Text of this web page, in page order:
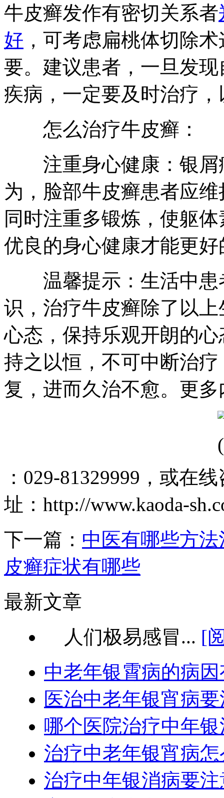
牛皮癣发作有密切关系者
好 ，可考虑扁桃体切除
要。建议患者，一旦发
疾病，一定要及时治疗
怎么治疗牛皮癣：
注重身心健康：银屑
为，脸部牛皮癣患者应
同时注重多锻炼，使躯
优良的身心健康才能更
温馨提示：生活中患
识，治疗牛皮癣除了以
心态，保持乐观开朗的
持之以恒，不可中断治
复，进而久治不愈。更
：029-81329999，或在
址：http://www.kaoda-
下一篇： 中医有哪些方
皮癣症状有哪些
最新文章
人们极易感冒... [
中老年银霄病的病
医治中老年银宵病
哪个医院治疗中年
治疗中老年银宵病
治疗中年银消病要